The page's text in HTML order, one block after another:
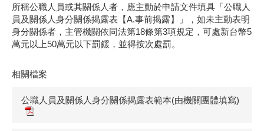
所稱公職人員或其關係人者，應主動於申請文件填具「公職人
員及關係人身分關係揭露表【A.事前揭露】」，如未主動表明
身分關係者，主管機關依同法第18條第3項規定，可處新台幣5
萬元以上50萬元以下罰鍰，並得按次處罰。
相關檔案
公職人員及關係人身分關係揭露表範本(由機關團體填寫)